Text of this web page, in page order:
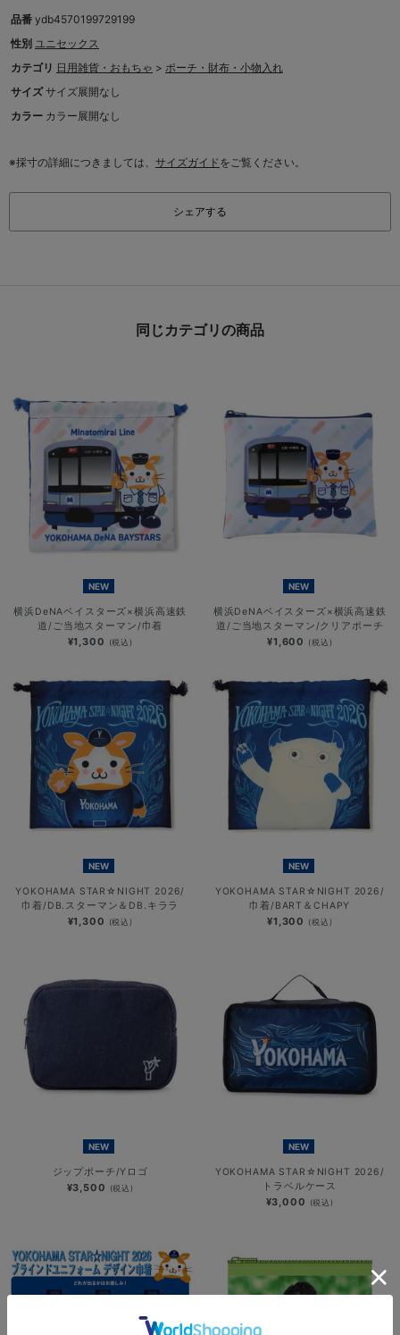
品番 ydb4570199729199
性別 ユニセックス
カテゴリ 日用雑貨・おもちゃ > ポーチ・財布・小物入れ
サイズ サイズ展開なし
カラー カラー展開なし
※採寸の詳細につきましては、 サイズガイドをご覧ください。
シェアする
同じカテゴリの商品
NEW
横浜DeNAベイスターズ×横浜高速鉄
道/ご当地スターマン/巾着
¥1,300 (税込)
NEW
横浜DeNAベイスターズ×横浜高速鉄
道/ご当地スターマン/クリアポーチ
¥1,600 (税込)
NEW
YOKOHAMA STAR☆NIGHT 2026/
巾着/DB.スターマン＆DB.キララ
¥1,300 (税込)
NEW
YOKOHAMA STAR☆NIGHT 2026/
巾着/BART＆CHAPY
¥1,300 (税込)
NEW
ジップポーチ/Yロゴ
¥3,500 (税込)
NEW
YOKOHAMA STAR☆NIGHT 2026/
トラベルケース
¥3,000 (税込)